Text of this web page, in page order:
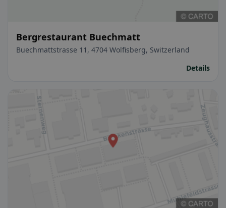
Bergrestaurant Buechmatt
Buechmattstrasse 11, 4704 Wolfisberg, Switzerland
Details